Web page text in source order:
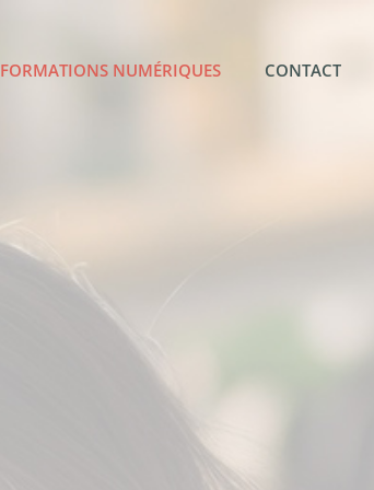
FORMATIONS NUMÉRIQUES CONTACT